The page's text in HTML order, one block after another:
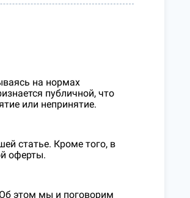
на нормах
публичной, что
или непринятие.
статье. Кроме того, в
оферты.
этом мы и поговорим